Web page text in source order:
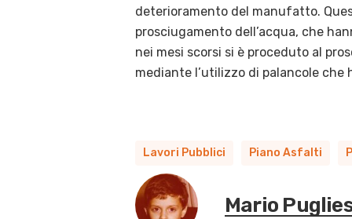
deterioramento del manufatto.
prosciugamento dell’acqua, che
nei mesi scorsi si è proceduto al
mediante l’utilizzo di palancole che
Lavori Pubblici Piano Asfalti
Mario